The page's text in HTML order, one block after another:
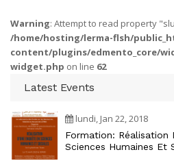
Warning: Attempt to read property
/home/hosting/lerma-flsh/
content/plugins/edmento_core/
widget.php on line 62
Latest Events
lundi, Jan 22, 2018
Formation: Réalisation
Sciences Humaines Et